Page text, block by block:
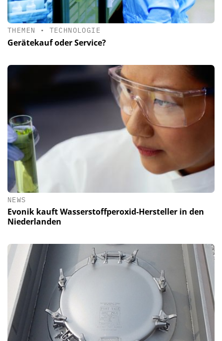
THEMEN • TECHNOLOGIE
Gerätekauf oder Service?
NEWS
Evonik kauft Wasserstoffperoxid-Hersteller in den
Niederlanden